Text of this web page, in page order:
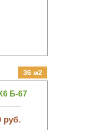
36 м2
Б-67
руб.